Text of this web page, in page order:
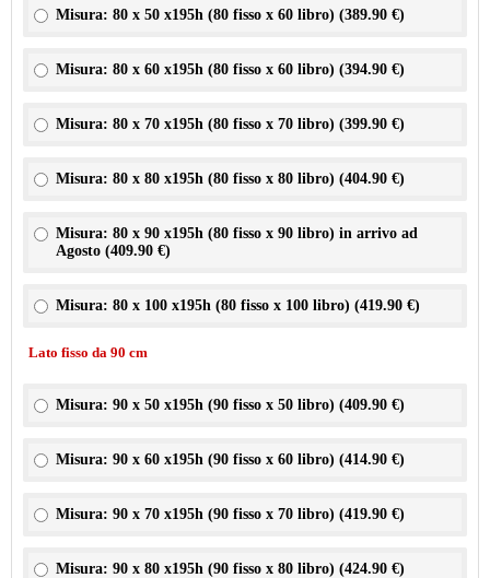
Misura: 80 x 50 x195h (80 fisso x 60 libro) (389.90 €)
Misura: 80 x 60 x195h (80 fisso x 60 libro) (394.90 €)
Misura: 80 x 70 x195h (80 fisso x 70 libro) (399.90 €)
Misura: 80 x 80 x195h (80 fisso x 80 libro) (404.90 €)
Misura: 80 x 90 x195h (80 fisso x 90 libro) in arrivo ad
Agosto (409.90 €)
Misura: 80 x 100 x195h (80 fisso x 100 libro) (419.90 €)
Lato fisso da 90 cm
Misura: 90 x 50 x195h (90 fisso x 50 libro) (409.90 €)
Misura: 90 x 60 x195h (90 fisso x 60 libro) (414.90 €)
Misura: 90 x 70 x195h (90 fisso x 70 libro) (419.90 €)
Misura: 90 x 80 x195h (90 fisso x 80 libro) (424.90 €)